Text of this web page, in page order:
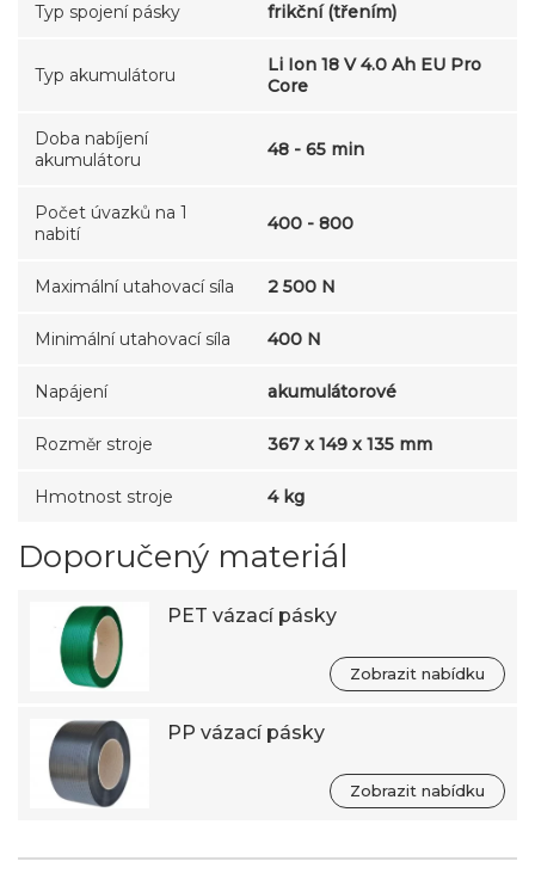
Typ spojení pásky frikční (třením)
Typ akumulátoru
Li Ion 18 V 4.0 Ah EU Pro
Core
Doba nabíjení
akumulátoru
48 - 65 min
Počet úvazků na 1
nabití
400 - 800
Maximální utahovací síla 2 500 N
Minimální utahovací síla 400 N
Napájení akumulátorové
Rozměr stroje 367 x 149 x 135 mm
Hmotnost stroje 4 kg
Doporučený materiál
PET vázací pásky
Zobrazit nabídku
PP vázací pásky
Zobrazit nabídku